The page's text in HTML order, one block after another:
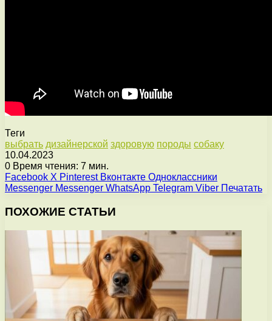
Теги
выбрать дизайнерской здоровую породы собаку
10.04.2023
0 Время чтения: 7 мин.
Facebook X Pinterest Вконтакте Одноклассники
Messenger Messenger WhatsApp Telegram Viber Печатать
ПОХОЖИЕ СТАТЬИ